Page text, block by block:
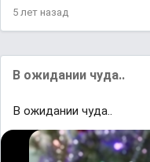
5 лет назад
В ожидании чуда..
В ожидании чуда..